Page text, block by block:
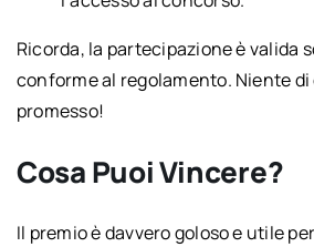
Ricorda, la partecipazione è valida
conforme al regolamento. Niente
promesso!
Cosa Puoi Vincere?
Il premio è davvero goloso e utile